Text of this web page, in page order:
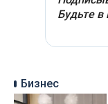
Бизнес